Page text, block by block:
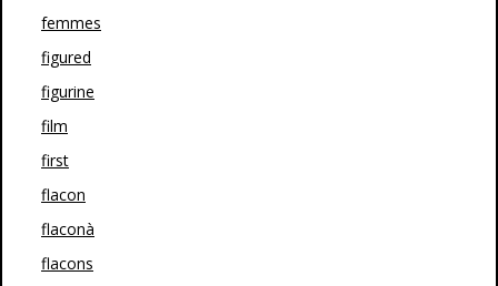
femmes
figured
figurine
film
first
flacon
flaconà
flacons